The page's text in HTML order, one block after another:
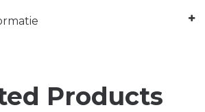
Products